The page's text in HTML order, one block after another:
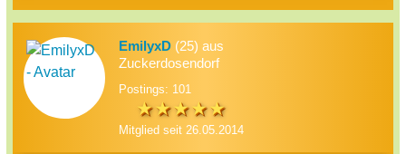
EmilyxD (25) aus
Zuckerdosendorf
Postings: 101
Mitglied seit 26.05.2014